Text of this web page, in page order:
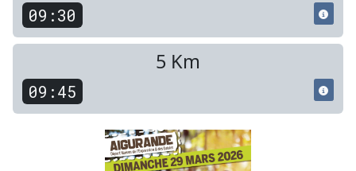
09:30
5 Km
09:45